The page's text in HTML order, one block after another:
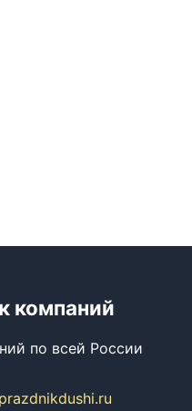
компаний
по всей России
prazdnikdushi.ru